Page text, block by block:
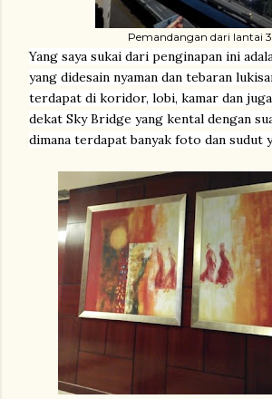
Pemandangan dari lantai
Yang saya sukai dari penginapan ini
yang didesain nyaman dan tebaran
terdapat di koridor, lobi, kamar dan
dekat Sky Bridge yang kental dengan
dimana terdapat banyak foto dan sudut